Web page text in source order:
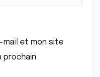
mail et mon site
prochain